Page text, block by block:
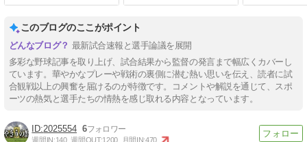
このブログのここがポイント
最新試合速報と選手論議を展開
多彩な野球記事を取り上げ、試合結果から監督の発言まで幅広くカバーし
ています。華やかなプレーや戦術の裏側に潜む熱い思いを伝え、読者に試
合観戦以上の興奮を届けるのが特徴です。コメントや解説を通じて、スポ
ーツの熱気と選手たちの情熱を感じ取れる内容となっています。
2025554 6
週間IN:140 週間OUT:1200 月間IN:470